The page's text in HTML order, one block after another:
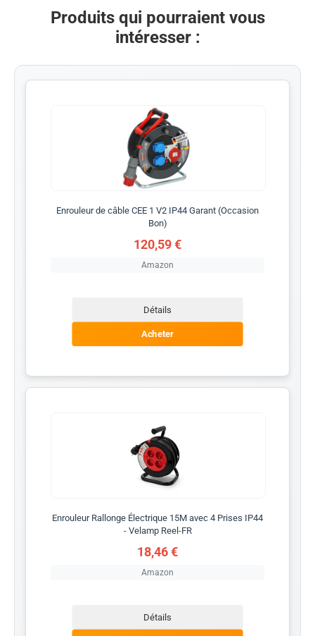
Produits qui pourraient vous
intéresser :
Enrouleur de câble CEE 1 V2 IP44 Garant (Occasion
Bon)
120,59 €
Amazon
Détails
Acheter
Enrouleur Rallonge Électrique 15M avec 4 Prises IP44
- Velamp Reel-FR
18,46 €
Amazon
Détails